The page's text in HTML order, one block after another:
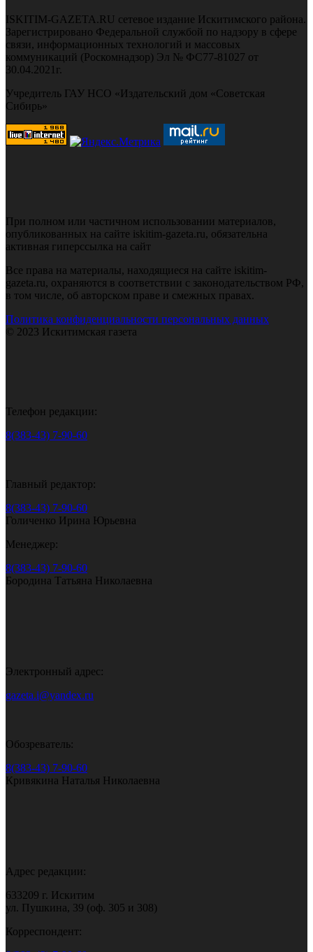
ISKITIM-GAZETA.RU сетевое издание Искитимского района.
Зарегистрировано Федеральной службой по надзору в сфере
связи, информационных технологий и массовых
коммуникаций (Роскомнадзор) Эл № ФС77-81027 от
30.04.2021г.
Учредитель ГАУ НСО «Издательский дом «Советская
Сибирь»
При полном или частичном использовании материалов,
опубликованных на сайте iskitim-gazeta.ru, обязательна
активная гиперссылка на сайт
Все права на материалы, находящиеся на сайте iskitim-
gazeta.ru, охраняются в соответствии с законодательством РФ,
в том числе, об авторском праве и смежных правах.
Политика конфиденциальности персональных данных
© 2023 Искитимская газета
Телефон редакции:
8(383-43) 7-90-60
Главный редактор:
8(383-43) 7-90-60
Голиченко Ирина Юрьевна
Менеджер:
8(383-43) 7-90-60
Бородина Татьяна Николаевна
Электронный адрес:
gazeta.i@yandex.ru
Обозреватель:
8(383-43) 7-90-60
Кривякина Наталья Николаевна
Адрес редакции:
633209 г. Искитим
ул. Пушкина, 39 (оф. 305 и 308)
Корреспондент: